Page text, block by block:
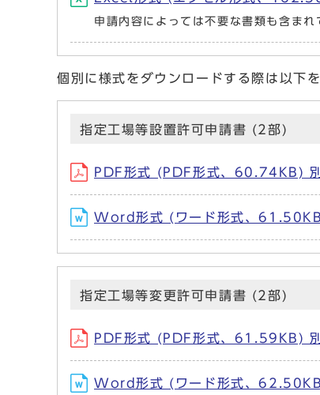
申請内容によっては不要な書類も含まれ
個別に様式をダウンロードする際は以下
指定工場等設置許可申請書 (2部)
PDF形式 (PDF形式、60.74KB)
Word形式 (ワード形式、
指定工場等変更許可申請書 (2部)
PDF形式 (PDF形式、61.59KB)
Word形式 (ワード形式、